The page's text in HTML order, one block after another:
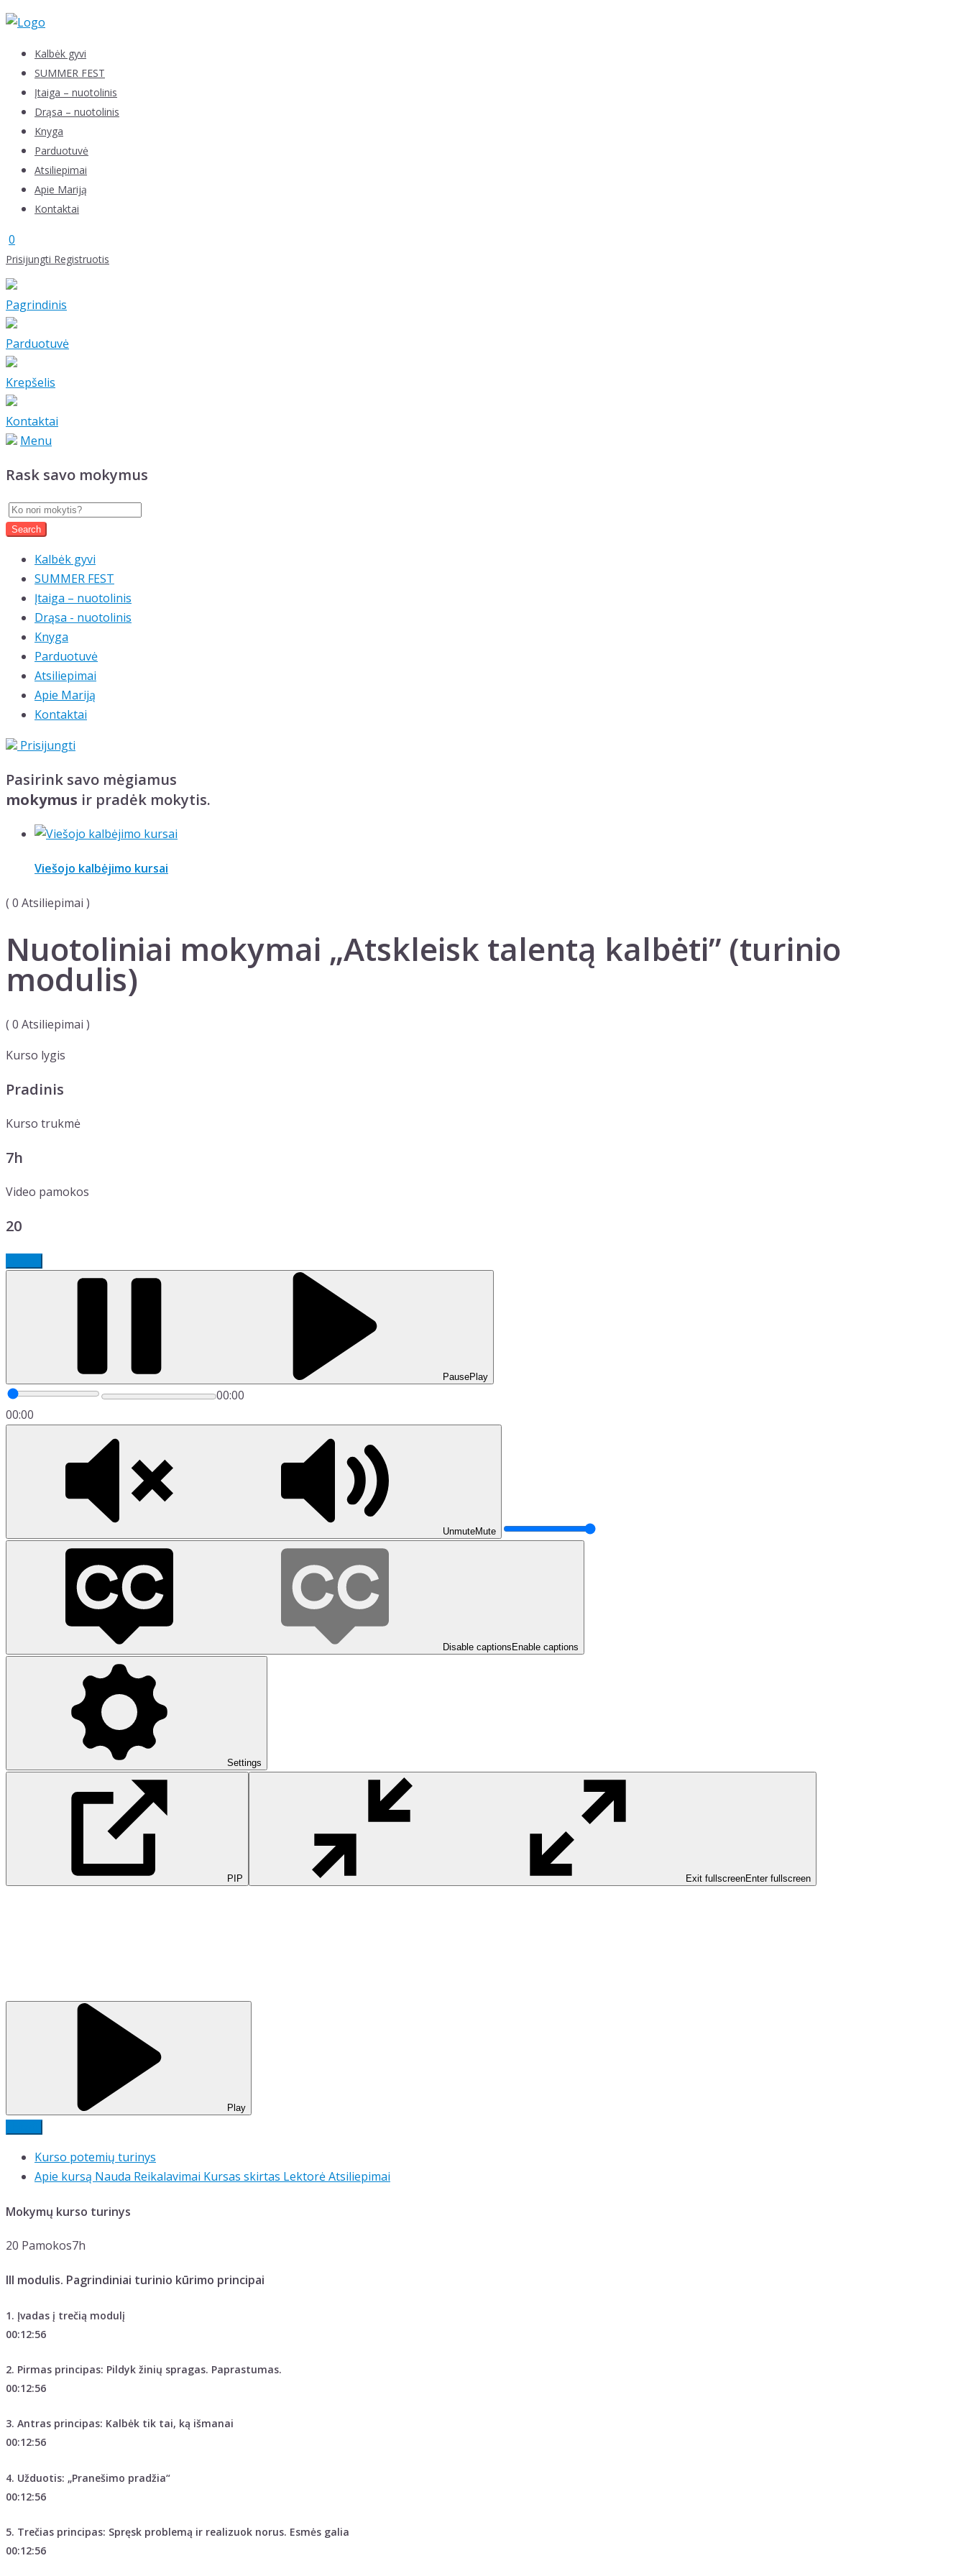
Skip
contentKalbėk gyvi
SUMMER FEST
Įtaiga – nuotolinis
Drąsa – nuotolinis
Knyga
Parduotuvė
Atsiliepimai
Apie Mariją
Kontaktai
0
Prisijungti Registruotis
Pagrindinis
Parduotuvė
Krepšelis
Kontaktai
Menu
Rask savo mokymus
Kalbėk gyvi
SUMMER FEST
Įtaiga – nuotolinis
Drąsa - nuotolinis
Knyga
Parduotuvė
Atsiliepimai
Apie Mariją
Kontaktai
Prisijungti
Pasirink savo mėgiamus
mokymus ir pradėk mokytis.
Viešojo kalbėjimo kursai
( 0 Atsiliepimai )
Nuotoliniai mokymai „Atskleisk talentą kalbėti” (turinio
modulis)
( 0 Atsiliepimai )
Kurso lygis
Pradinis
Kurso trukmė
7h
Video pamokos
20
PausePlay
00:00
00:00
UnmuteMute
Disable captions Enable captions
Settings
PIP Exit fullscreenEnter fullscreen
Play
Kurso potemių turinys
Apie kursą Nauda Reikalavimai Kursas skirtas LektorėAtsiliepimai
Mokymų kurso turinys
20 Pamokos7h
III modulis. Pagrindiniai turinio kūrimo principai
1. Įvadas į trečią modulį
00:12:56
2. Pirmas principas: Pildyk žinių spragas. Paprastumas.
00:12:56
3. Antras principas: Kalbėk tik tai, ką išmanai
00:12:56
4. Užduotis: „Pranešimo pradžia“
00:12:56
5. Trečias principas: Spręsk problemą ir realizuok norus. Esmės galia
00:12:56